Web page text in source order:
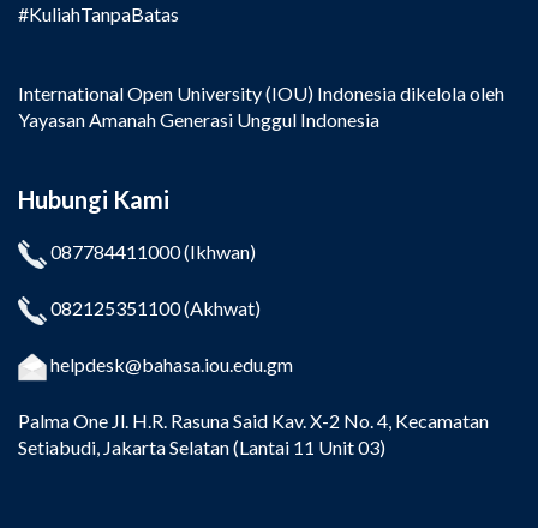
#KuliahTanpaBatas
International Open University (IOU) Indonesia dikelola oleh
Yayasan Amanah Generasi Unggul Indonesia
Hubungi Kami
087784411000(Ikhwan)
082125351100(Akhwat)
helpdesk@bahasa.iou.edu.gm
Palma One Jl. H.R. Rasuna Said Kav. X-2 No. 4, Kecamatan
Setiabudi, Jakarta Selatan (Lantai 11 Unit 03)